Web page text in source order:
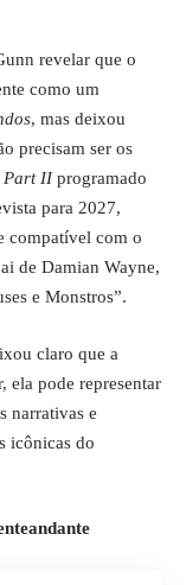
revelar que o
como um
, mas deixou
precisam ser os
Part IIprogramado
para 2027,
compatível com o
de Damian Wayne,
e Monstros”.
claro que a
ela pode representar
narrativas e
icônicas do